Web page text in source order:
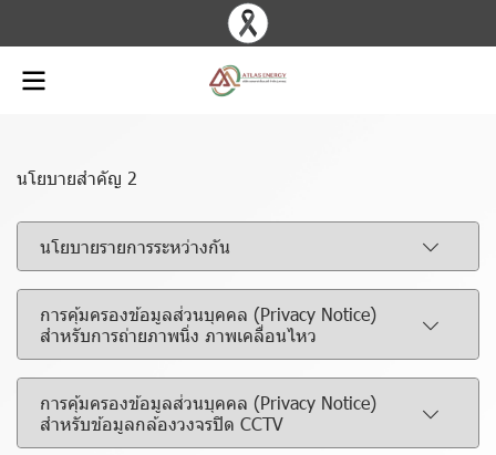
นโยบายสำคัญ 2
นโยบายรายการระหว่างกัน
การคุ้มครองข้อมูลส่วนบุคคล (Privacy Notice)
สำหรับการถ่ายภาพนิ่ง ภาพเคลื่อนไหว
การคุ้มครองข้อมูลส่วนบุคคล (Privacy Notice)
สำหรับข้อมูลกล้องวงจรปิด CCTV